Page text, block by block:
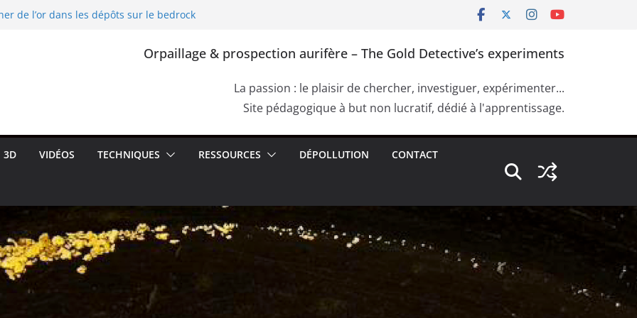
de l’or dans les dépôts sur le bedrock
de Cassius. Comment confirmer la
failles du bedrock dans les dépôts
Orpaillage & prospection aurifère – The Gold Detective’s experiments
La passion : le plaisir de chercher, investiguer, expérimenter...
Site pédagogique à but non lucratif, dédié à l'apprentissage.
3D VIDÉOS TECHNIQUES RESSOURCES DÉPOLLUTION CONTACT